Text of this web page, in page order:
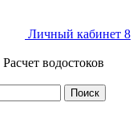
Личный кабинет 8
Расчет водостоков